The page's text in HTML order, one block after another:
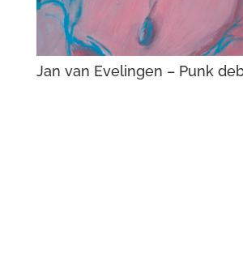
Jan van Evelingen – Punk